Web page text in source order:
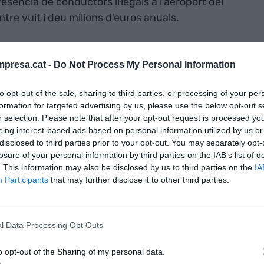
- Do Not Process My Personal Information
opt-out of the sale, sharing to third parties, or processing of your
for targeted advertising by us, please use the below opt-out
selection. Please note that after your opt-out request is processed
interest-based ads based on personal information utilized by us
to third parties prior to your opt-out. You may separately
of your personal information by third parties on the IAB’s list of
This information may also be disclosed by us to third parties on the
Participants that may further disclose it to other third parties.
Data Processing Opt Outs
opt-out of the Sharing of my personal data.
vuit i deu milions d'euros anuals.
es posiciona contra Freenow. L’any 2021 ja es
la Comissió Nacional dels Mercats i la
la Competència per abús de posició dominant
Élite Taxi afirma que hi ha vehicles VTC
més de 100 euros per fer trajectes per
preferida de Google de forma
d'actualitat
ACTIVAR ARA